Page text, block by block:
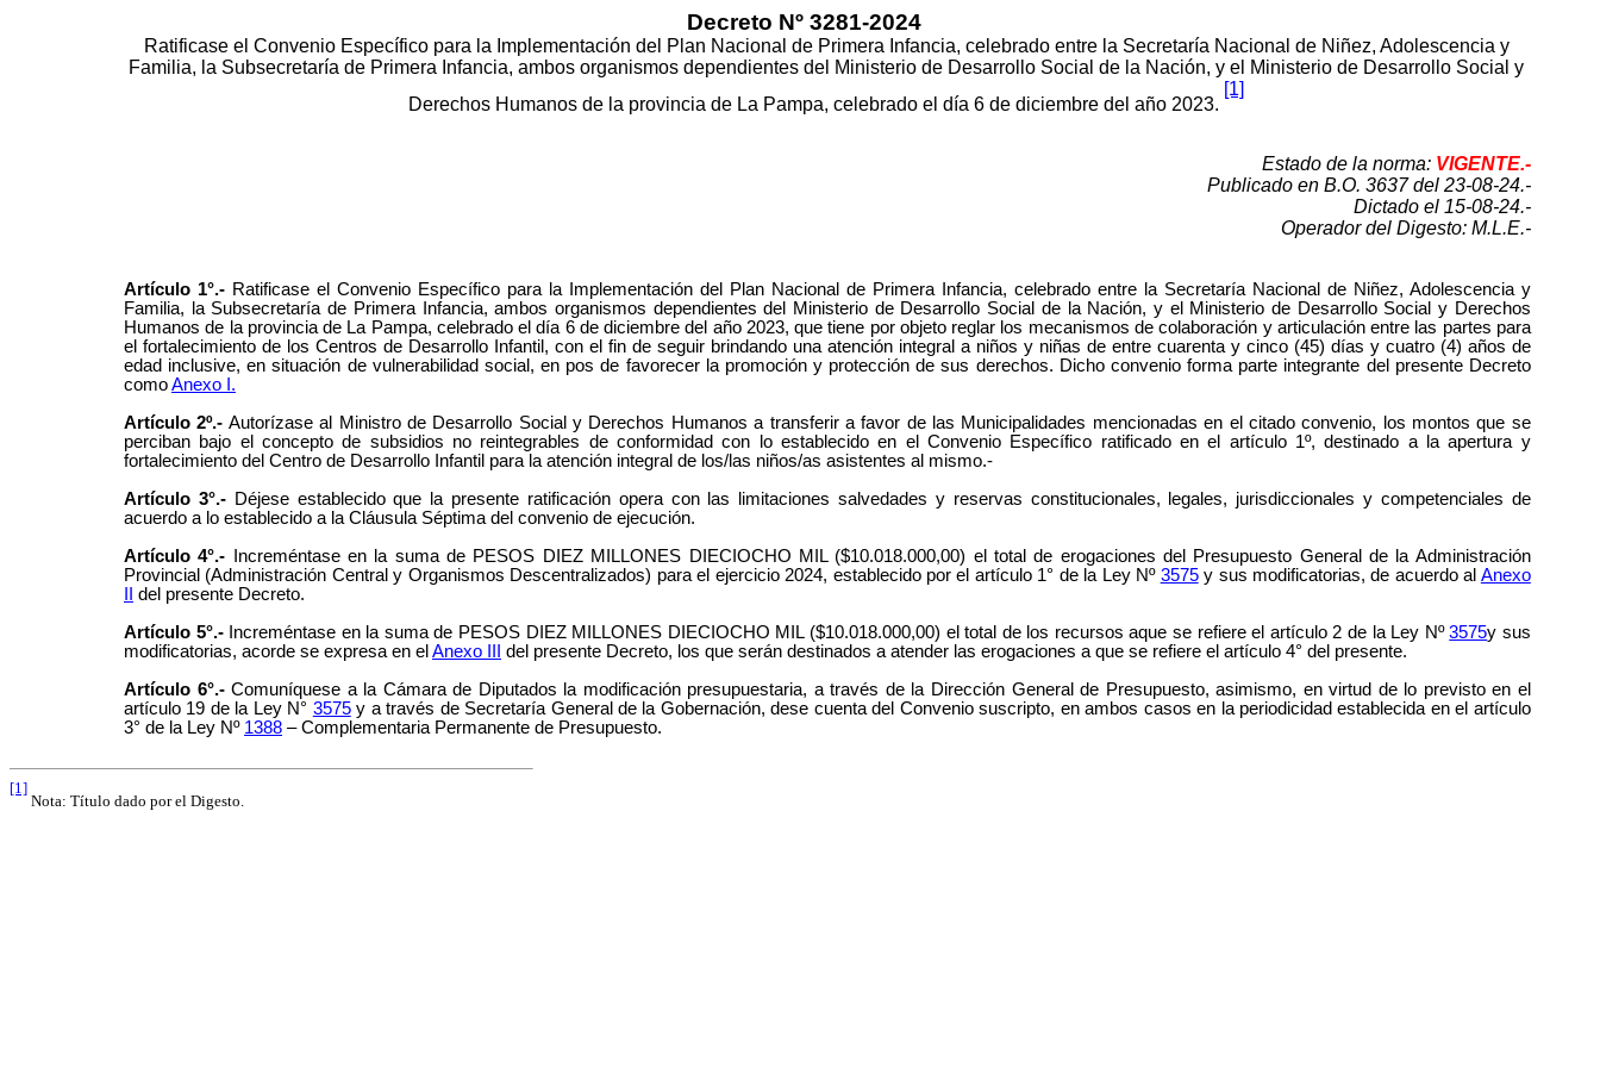
Decreto Nº 3281-2024
Ratificase el Convenio Específico para la Implementación del Plan Nacional de Primera Infancia, celebrado entre la Secretaría Nacional de Niñez, Adolescencia y
Familia, la Subsecretaría de Primera Infancia, ambos organismos dependientes del Ministerio de Desarrollo Social de la Nación, y el Ministerio de Desarrollo Social y
Derechos Humanos de la provincia de La Pampa, celebrado el día 6 de diciembre del año 2023.
[1]
Estado de la norma: VIGENTE.-
Publicado en B.O. 3637 del 23-08-24.-
Dictado el 15-08-24.-
Operador del Digesto: M.L.E.-
Artículo 1°.- Ratificase el Convenio Específico para la Implementación del Plan Nacional de Primera Infancia, celebrado entre la Secretaría Nacional de Niñez, Adolescencia y
Familia, la Subsecretaría de Primera Infancia, ambos organismos dependientes del Ministerio de Desarrollo Social de la Nación, y el Ministerio de Desarrollo Social y Derechos
Humanos de la provincia de La Pampa, celebrado el día 6 de diciembre del año 2023, que tiene por objeto reglar los mecanismos de colaboración y articulación entre las partes para
el fortalecimiento de los Centros de Desarrollo Infantil, con el fin de seguir brindando una atención integral a niños y niñas de entre cuarenta y cinco (45) días y cuatro (4) años de
edad inclusive, en situación de vulnerabilidad social, en pos de favorecer la promoción y protección de sus derechos. Dicho convenio forma parte integrante del presente Decreto
comoAnexo I.
Artículo 2º.- Autorízase al Ministro de Desarrollo Social y Derechos Humanos a transferir a favor de las Municipalidades mencionadas en el citado convenio, los montos que se
perciban bajo el concepto de subsidios no reintegrables de conformidad con lo establecido en el Convenio Específico ratificado en el artículo 1º, destinado a la apertura y
fortalecimiento del Centro de Desarrollo Infantil para la atención integral de los/las niños/as asistentes al mismo.-
Artículo 3°.-Déjese establecido que la presente ratificación opera con las limitaciones salvedades y reservas constitucionales, legales, jurisdiccionales y competenciales de
acuerdo a lo establecido a la Cláusula Séptima del convenio de ejecución.
Artículo 4°.- Increméntase en la suma de PESOS DIEZ MILLONES DIECIOCHO MIL ($10.018.000,00) el total de erogaciones del Presupuesto General de la Administración
Provincial (Administración Central y Organismos Descentralizados) para el ejercicio 2024, establecido por el artículo 1° de la Ley Nº 3575y sus modificatorias, de acuerdo al Anexo
del presente Decreto.
Artículo 5°.-Increméntase en la suma de PESOS DIEZ MILLONES DIECIOCHO MIL ($10.018.000,00) el total de los recursos aque se refiere el artículo 2 de la Ley Nº3575y sus
modificatorias, acorde se expresa en el Anexo III
del presente Decreto, los que serán destinados a atender las erogaciones a que se refiere el artículo 4° del presente.
Artículo 6°.-Comuníquese a la Cámara de Diputados la modificación presupuestaria, a través de la Dirección General de Presupuesto, asimismo, en virtud de lo previsto en el
artículo 19 de la Ley N° 3575y a través de Secretaría General de la Gobernación, dese cuenta del Convenio suscripto, en ambos casos en la periodicidad establecida en el artículo
3° de la Ley Nº 1388 – Complementaria Permanente de Presupuesto.
[1]
Nota: Título dado por el Digesto.